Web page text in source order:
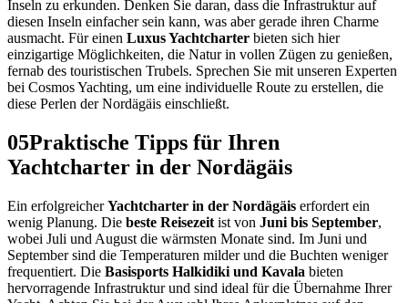
Inseln zu erkunden. Denken Sie daran, dass die Infrastruktur auf
diesen Inseln einfacher sein kann, was aber gerade ihren Charme
ausmacht. Für einen Luxus Yachtcharter bieten sich hier
einzigartige Möglichkeiten, die Natur in vollen Zügen zu genießen,
fernab des touristischen Trubels. Sprechen Sie mit unseren Experten
bei Cosmos Yachting, um eine individuelle Route zu erstellen, die
diese Perlen der Nordägäis einschließt.
05Praktische Tipps für Ihren
Yachtcharter in der Nordägäis
Ein erfolgreicherYachtcharter in der Nordägäis erfordert ein
wenig Planung. Die beste Reisezeit ist von Juni bis September,
wobei Juli und August die wärmsten Monate sind. Im Juni und
September sind die Temperaturen milder und die Buchten weniger
frequentiert. Die Basisports Halkidiki und Kavala bieten
hervorragende Infrastruktur und sind ideal für die Übernahme Ihrer